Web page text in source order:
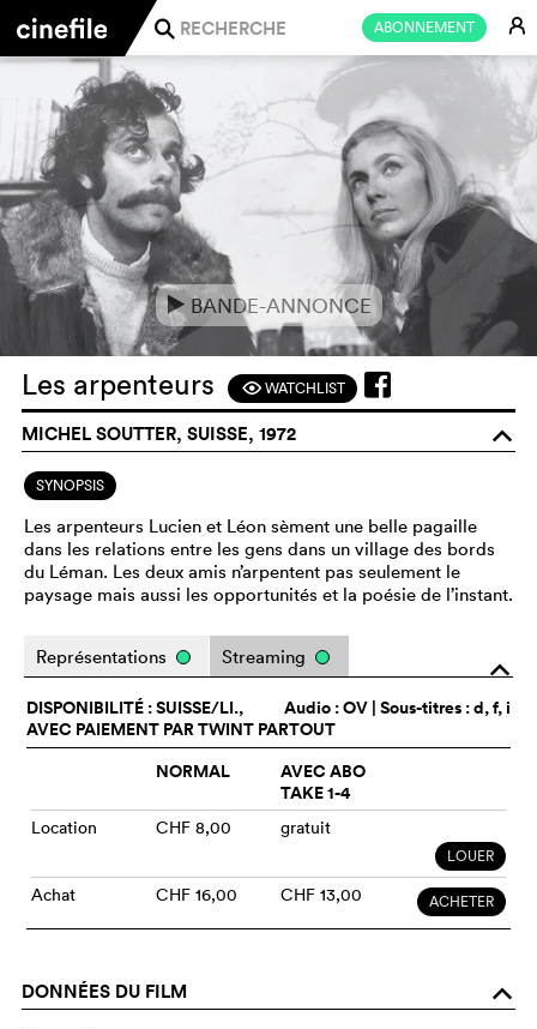
ABONNEMENT E
j
e BANDE-ANNONCE
Les arpenteurs FWATCHLIST
MICHEL SOUTTER, SUISSE, 1972 o
SYNOPSIS
Les arpenteurs Lucien et Léon sèment une belle pagaille
dans les relations entre les gens dans un village des bords
du Léman. Les deux amis n’arpentent pas seulement le
paysage mais aussi les opportunités et la poésie de l’instant.
o
Représentations Streaming
Audio :OV | Sous-titres : d, f, i
DISPONIBILITÉ : SUISSE/LI.,
AVEC PAIEMENT PAR TWINT PARTOUT
NORMAL
AVEC ABO
TAKE 1-4
Location CHF 8,00 gratuit
LOUER
Achat CHF 16,00 CHF 13,00 ACHETER
DONNÉES DU FILM o